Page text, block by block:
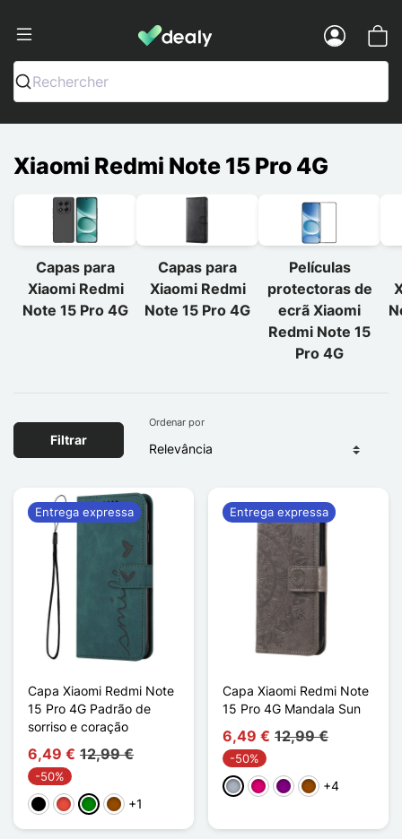
Dealy - Capas e acessórios para
Rechercher
Xiaomi Redmi Note 15 Pro 4G
Capas para
Xiaomi Redmi
Note 15 Pro 4G
Capas para
Xiaomi Redmi
Note 15 Pro 4G
Películas
protectoras de
ecrã Xiaomi
Redmi Note 15
Pro 4G
Filtrar
Ordenar por
Capa Xiaomi Redmi Note
15 Pro 4G Padrão de
sorriso e coração
6,49 € 12,99 €
-50%
PretoVermelho
VerdeCastanho
+1
Entrega expressa
Capa Xiaomi Redmi Note
15 Pro 4G Mandala Sun
6,49 € 12,99 €
-50%
CinzentoMagenta
PúrpuraCastanho
+4
Entrega expressa